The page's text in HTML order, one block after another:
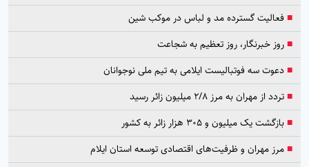
■فعالیت گسترده مد و لباس در موکب شین
■روز خبرنگار، روز تعظیم به شجاعت
■دعوت سه فوتبالیست ایلامی به تیم ملی نوجوانان
■تردد از مهران به مرز ۲/۸ میلیون زائر رسید
■بازگشت یک میلیون و ۳۰۵ هزار زائر به کشور
■مرز مهران و ظرفیت‌های اقتصادی توسعه استان ایلام